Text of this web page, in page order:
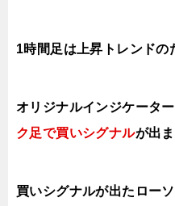
1時間足は上昇トレンドの
オリジナルインジケータ
ク足で買いシグナルが出ま
買いシグナルが出たロー